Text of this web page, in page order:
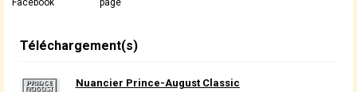
Facebook page
Téléchargement(s)
Nuancier Prince-August Classic